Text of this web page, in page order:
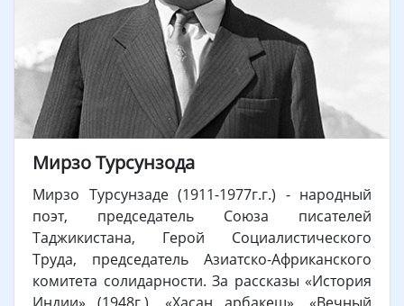
Мирзо Турсунзода
Мирзо Турсунзаде (1911-1977г.г.) - народный
поэт, председатель Союза писателей
Таджикистана, Герой Социалистического
Труда, председатель Азиатско-Африканского
комитета солидарности. За рассказы «История